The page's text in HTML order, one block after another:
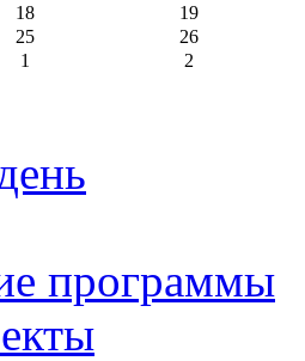
18
19
25
26
1 2
программы